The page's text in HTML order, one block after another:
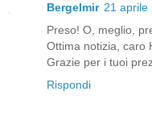
Bergelmir 21 aprile
Preso! O, meglio,
Ottima notizia, caro
Grazie per i tuoi
Rispondi